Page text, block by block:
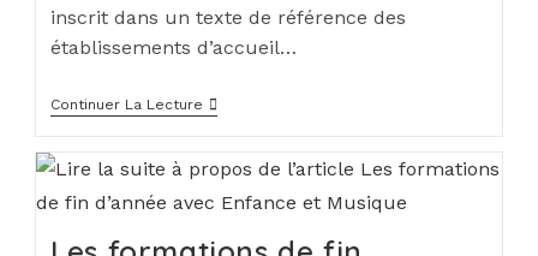
inscrit dans un texte de référence des
établissements d’accueil…
Continuer La Lecture